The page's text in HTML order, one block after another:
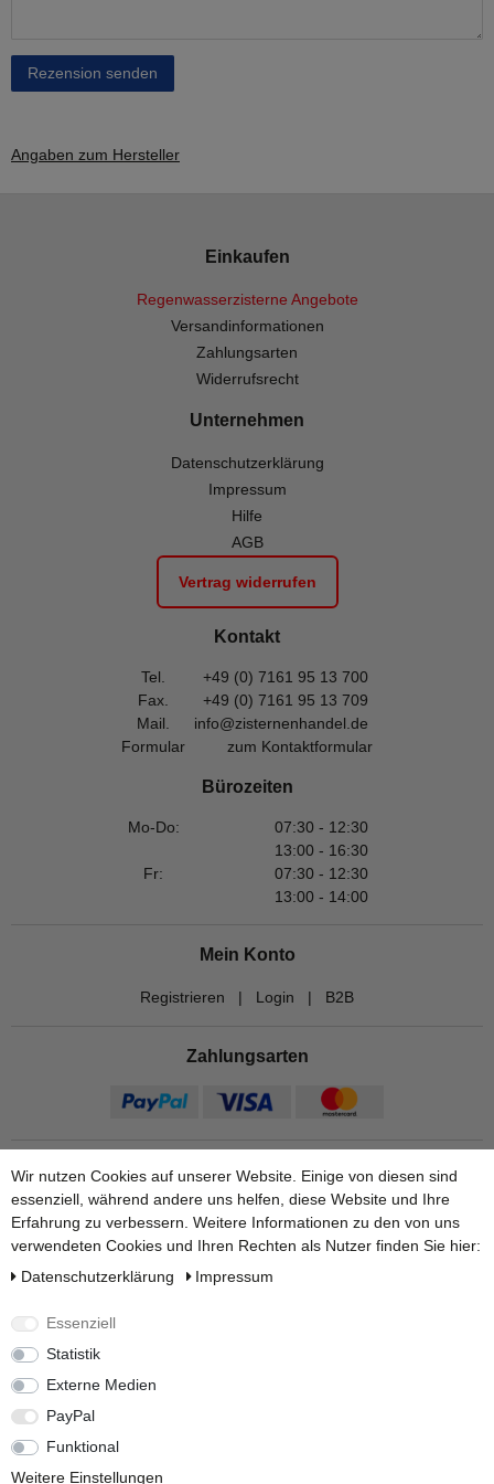
Rezension senden
Angaben zum Hersteller
Einkaufen
Regenwasserzisterne Angebote
Versandinformationen
Zahlungsarten
Widerrufsrecht
Unternehmen
Datenschutzerklärung
Impressum
Hilfe
AGB
Vertrag widerrufen
Kontakt
Tel.
+49 (0) 7161 95 13 700
Fax.
+49 (0) 7161 95 13 709
Mail.
info@zisternenhandel.de
Formular
zum Kontaktformular
Bürozeiten
Mo-Do:
07:30 - 12:30
13:00 - 16:30
Fr:
07:30 - 12:30
13:00 - 14:00
Mein Konto
Registrieren | Login | B2B
Zahlungsarten
Versandarten
Weitere Informationen finden Sie auf unseren Ratgeber Seiten:
Zum Regenwasserpumpe Ratgeber.
Wir nutzen Cookies auf unserer Website. Einige von diesen sind
essenziell, während andere uns helfen, diese Website und Ihre
Erfahrung zu verbessern. Weitere Informationen zu den von uns
verwendeten Cookies und Ihren Rechten als Nutzer finden Sie hier:
Daten­schutz­erklärung
Impressum
Essenziell
Statistik
Externe Medien
PayPal
Funktional
Weitere Einstellungen